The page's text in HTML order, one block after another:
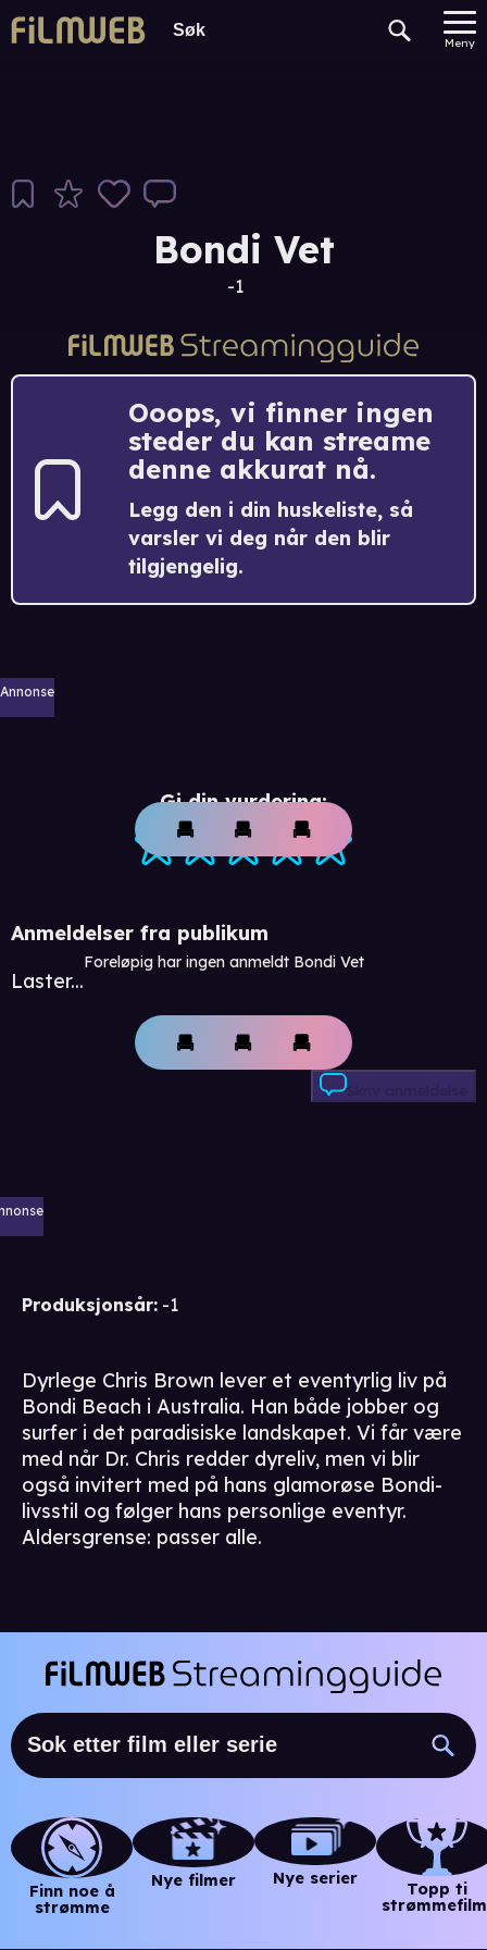
Meny
Bondi Vet
-1
Ooops, vi finner ingen
steder du kan streame
denne akkurat nå.
Legg den i din huskeliste, så
varsler vi deg når den blir
tilgjengelig.
Annonse
Gi din vurdering:
Anmeldelser fra publikum
Laster...
Foreløpig har ingen anmeldt Bondi Vet
Skriv anmeldelse
Produksjonsår: -1
Dyrlege Chris Brown lever et eventyrlig liv på
Bondi Beach i Australia. Han både jobber og
surfer i det paradisiske landskapet. Vi får være
med når Dr. Chris redder dyreliv, men vi blir
også invitert med på hans glamorøse Bondi-
livsstil og følger hans personlige eventyr.
Aldersgrense: passer alle.
Finn noe å
strømme
Nye filmer Nye serier
Topp ti